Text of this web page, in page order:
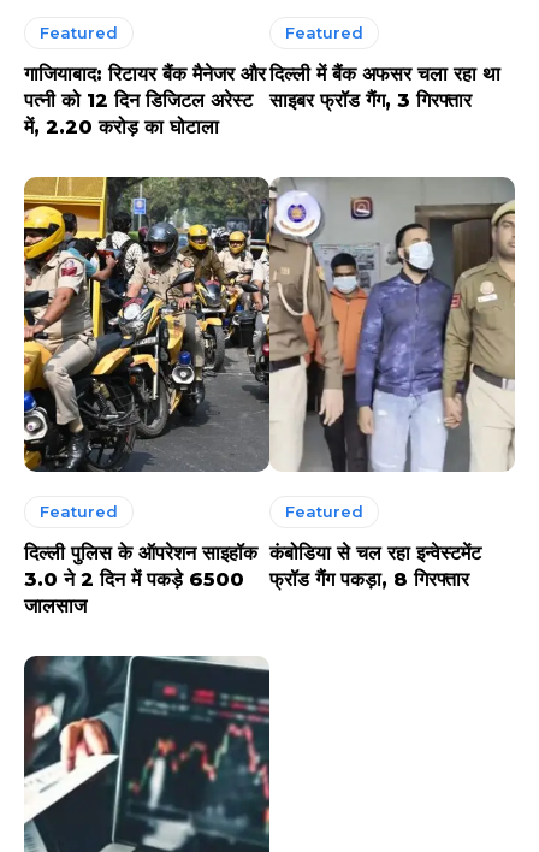
Featured
गाजियाबाद: रिटायर बैंक मैनेजर और
पत्नी को 12 दिन डिजिटल अरेस्ट
में, 2.20 करोड़ का घोटाला
Featured
दिल्ली में बैंक अफसर चला रहा था
साइबर फ्रॉड गैंग, 3 गिरफ्तार
Featured
दिल्ली पुलिस के ऑपरेशन साइहॉक
3.0 ने 2 दिन में पकड़े 6500
जालसाज
Featured
कंबोडिया से चल रहा इन्वेस्टमेंट
फ्रॉड गैंग पकड़ा, 8 गिरफ्तार